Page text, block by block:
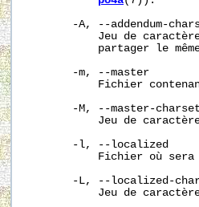
-A, --addendum-
Jeu de
partager le
       -m, --master
Fichier
       -M, --master-charset
Jeu de
       -l, --localized
Fichier où
-L, --localized-
Jeu de